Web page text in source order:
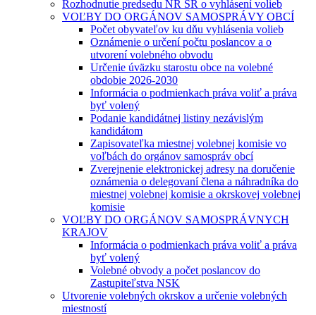
Rozhodnutie predsedu NR SR o vyhlásení volieb
VOĽBY DO ORGÁNOV SAMOSPRÁVY OBCÍ
Počet obyvateľov ku dňu vyhlásenia volieb
Oznámenie o určení počtu poslancov a o
utvorení volebného obvodu
Určenie úväzku starostu obce na volebné
obdobie 2026-2030
Informácia o podmienkach práva voliť a práva
byť volený
Podanie kandidátnej listiny nezávislým
kandidátom
Zapisovateľka miestnej volebnej komisie vo
voľbách do orgánov samospráv obcí
Zverejnenie elektronickej adresy na doručenie
oznámenia o delegovaní člena a náhradníka do
miestnej volebnej komisie a okrskovej volebnej
komisie
VOĽBY DO ORGÁNOV SAMOSPRÁVNYCH
KRAJOV
Informácia o podmienkach práva voliť a práva
byť volený
Volebné obvody a počet poslancov do
Zastupiteľstva NSK
Utvorenie volebných okrskov a určenie volebných
miestností